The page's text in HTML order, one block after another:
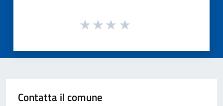
Contatta il comune